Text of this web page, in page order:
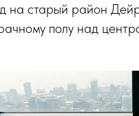
на старый район
полу над